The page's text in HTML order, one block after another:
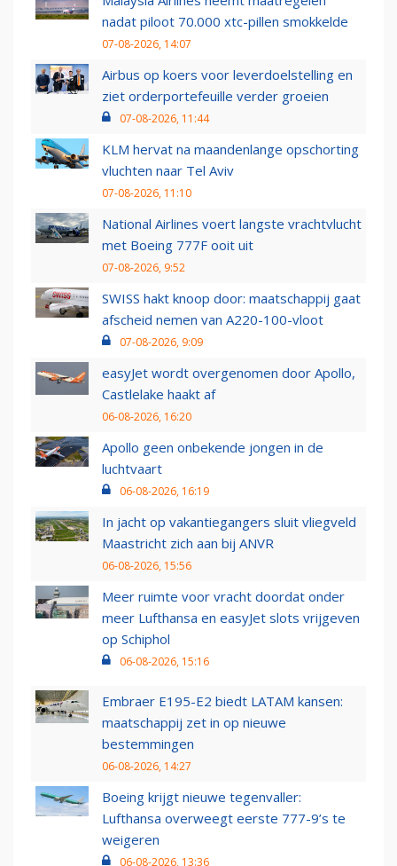
nadat piloot 70.000 xtc-pillen smokkelde
07-08-2026, 14:07
Airbus op koers voor leverdoelstelling en
ziet orderportefeuille verder groeien
07-08-2026, 11:44
KLM hervat na maandenlange opschorting
vluchten naar Tel Aviv
07-08-2026, 11:10
National Airlines voert langste vrachtvlucht
met Boeing 777F ooit uit
07-08-2026, 9:52
SWISS hakt knoop door: maatschappij gaat
afscheid nemen van A220-100-vloot
07-08-2026, 9:09
easyJet wordt overgenomen door Apollo,
Castlelake haakt af
06-08-2026, 16:20
Apollo geen onbekende jongen in de
luchtvaart
06-08-2026, 16:19
In jacht op vakantiegangers sluit vliegveld
Maastricht zich aan bij ANVR
06-08-2026, 15:56
Meer ruimte voor vracht doordat onder
meer Lufthansa en easyJet slots vrijgeven
op Schiphol
06-08-2026, 15:16
Embraer E195-E2 biedt LATAM kansen:
maatschappij zet in op nieuwe
bestemmingen
06-08-2026, 14:27
Boeing krijgt nieuwe tegenvaller:
Lufthansa overweegt eerste 777-9’s te
weigeren
06-08-2026, 13:36